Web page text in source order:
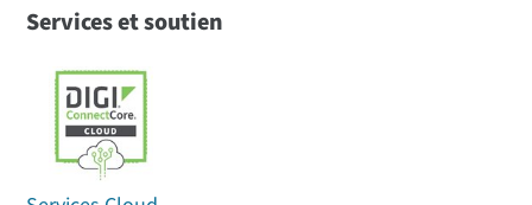
Services et soutien